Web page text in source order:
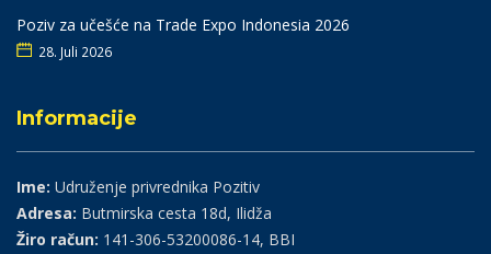
Poziv za učešće na Trade Expo Indonesia 2026
28. Juli 2026
Informacije
Ime: Udruženje privrednika Pozitiv
Adresa: Butmirska cesta 18d, Ilidža
Žiro račun: 141-306-53200086-14, BBI